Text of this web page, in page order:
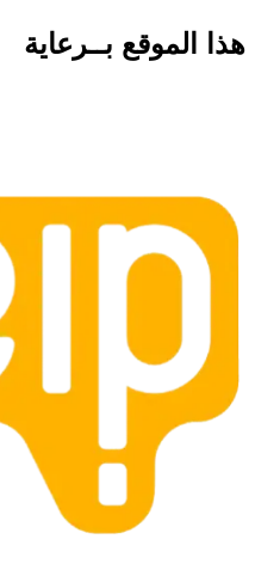
هذا الموقع بــرعاية